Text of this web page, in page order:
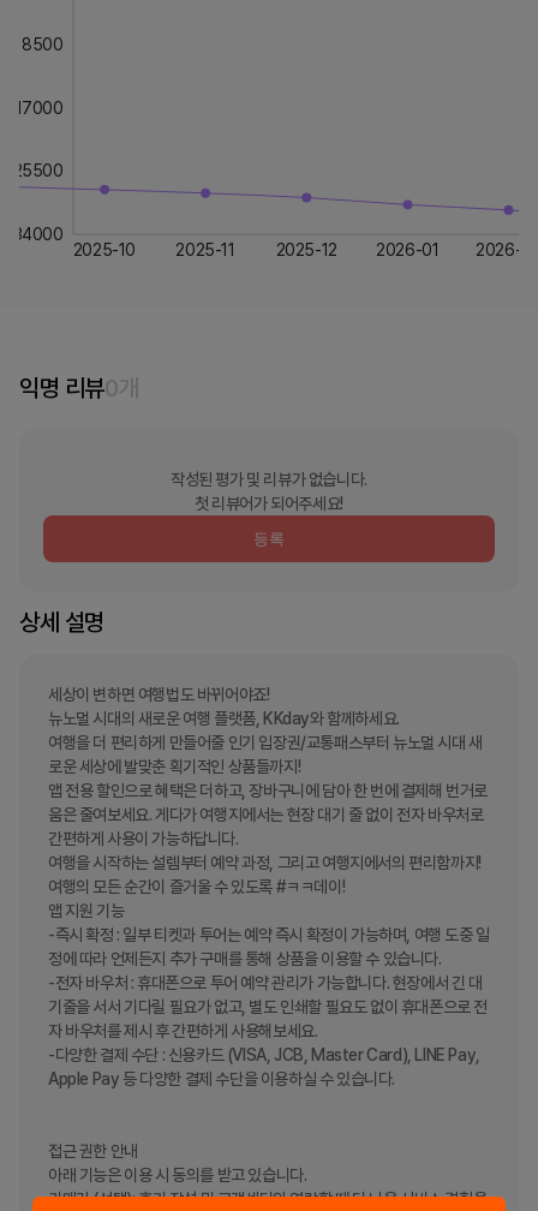
2025-10 2025-11 2025-12 2026-01 2026-
8500
17000
25500
34000
익명 리뷰0개
작성된 평가 및 리뷰가 없습니다.
첫 리뷰어가 되어주세요!
등록
상세 설명
세상이 변하면 여행법도 바뀌어야죠!
뉴노멀 시대의 새로운 여행 플랫폼, KKday와 함께하세요.
여행을 더 편리하게 만들어줄 인기 입장권/교통패스부터 뉴노멀 시대 새
로운 세상에 발맞춘 획기적인 상품들까지!
앱 전용 할인으로 혜택은 더하고, 장바구니에 담아 한 번에 결제해 번거로
움은 줄여보세요. 게다가 여행지에서는 현장 대기 줄 없이 전자 바우처로
간편하게 사용이 가능하답니다.
여행을 시작하는 설렘부터 예약 과정, 그리고 여행지에서의 편리함까지!
여행의 모든 순간이 즐거울 수 있도록 #ㅋㅋ데이!
앱 지원 기능
-즉시 확정 : 일부 티켓과 투어는 예약 즉시 확정이 가능하며, 여행 도중 일
정에 따라 언제든지 추가 구매를 통해 상품을 이용할 수 있습니다.
-전자 바우처 : 휴대폰으로 투어 예약 관리가 가능합니다. 현장에서 긴 대
기줄을 서서 기다릴 필요가 없고, 별도 인쇄할 필요도 없이 휴대폰으로 전
자 바우처를 제시 후 간편하게 사용해보세요.
-다양한 결제 수단 : 신용카드 (VISA, JCB, Master Card), LINE Pay,
Apple Pay 등 다양한 결제 수단을 이용하실 수 있습니다.
접근 권한 안내
아래 기능은 이용 시 동의를 받고 있습니다.
카메라 (선택): 후기 작성 및 고객센터와 연락할 때 더 나은 서비스 경험을